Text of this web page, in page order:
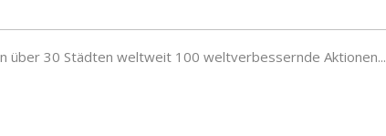
über 30 Städten weltweit 100 weltverbessernde Aktionen...